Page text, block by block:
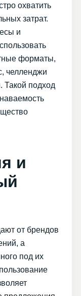
охватить
затрат.
и
форматы,
челленджи
Такой подход
и
от брендов
а
под их